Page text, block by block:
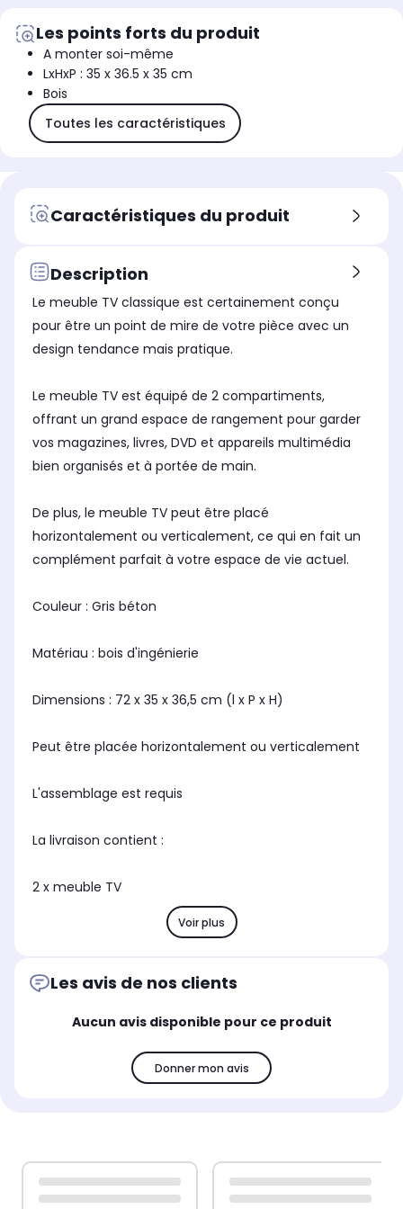
Les points forts du produit
A monter soi-même
LxHxP : 35 x 36.5 x 35 cm
Bois
Toutes les caractéristiques
Caractéristiques du produit
Description
Le meuble TV classique est certainement conçu
pour être un point de mire de votre pièce avec un
design tendance mais pratique.
Le meuble TV est équipé de 2 compartiments,
offrant un grand espace de rangement pour garder
vos magazines, livres, DVD et appareils multimédia
bien organisés et à portée de main.
De plus, le meuble TV peut être placé
horizontalement ou verticalement, ce qui en fait un
complément parfait à votre espace de vie actuel.
Couleur : Gris béton
Matériau : bois d'ingénierie
Dimensions : 72 x 35 x 36,5 cm (l x P x H)
Peut être placée horizontalement ou verticalement
L'assemblage est requis
La livraison contient :
2 x meuble TV
Voir plus
Les avis de nos clients
Aucun avis disponible pour ce produit
Donner mon avis